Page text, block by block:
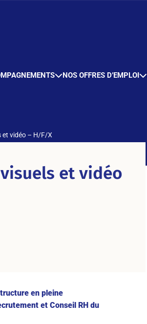
NOS OFFRES D’EMPLOI
et vidéo – H/F/X
et vidéo
en pleine
et Conseil RH du